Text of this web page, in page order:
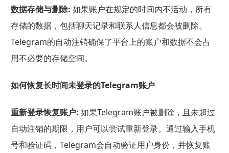
数据存储与删除: 如果账户在规定的时间内不活动，所有
存储的数据，包括聊天记录和联系人信息都会被删除。
Telegram的自动注销确保了平台上的账户和数据不会占
用不必要的存储空间。
如何恢复长时间未登录的Telegram账户
重新登录恢复账户: 如果Telegram账户被删除，且未超过
自动注销的期限，用户可以尝试重新登录。通过输入手机
号和验证码，Telegram会自动验证用户身份，并恢复账